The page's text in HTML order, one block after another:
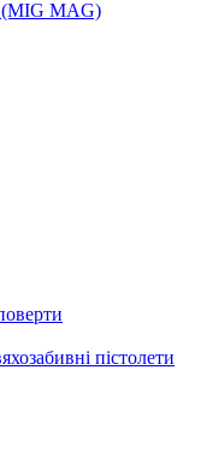
(MIG MAG)
пістолети